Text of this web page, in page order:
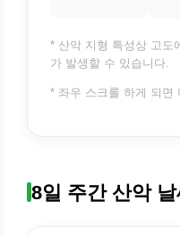
* 산악 지형 특성상 고도
가 발생할 수 있습니다.
* 좌우 스크롤 하게 되면
8일 주간 산악